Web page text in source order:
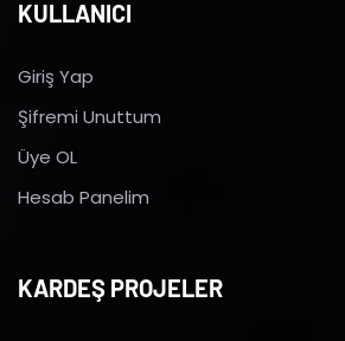
KULLANICI
Giriş Yap
Şifremi Unuttum
Üye OL
Hesab Panelim
KARDEŞ PROJELER